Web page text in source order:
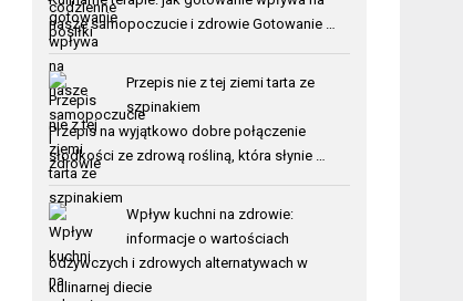
nasze samopoczucie i zdrowie Gotowanie …
Przepis nie z tej ziemi tarta ze
szpinakiem
Przepis na wyjątkowo dobre połączenie
słodkości ze zdrową rośliną, która słynie …
Wpływ kuchni na zdrowie:
informacje o wartościach
odżywczych i zdrowych alternatywach w
kulinarnej diecie